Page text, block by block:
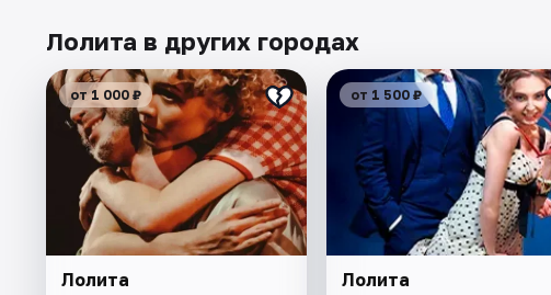
Лолита в других городах
от 1 000 ₽
Лолита
от 1 500 ₽
Лолита